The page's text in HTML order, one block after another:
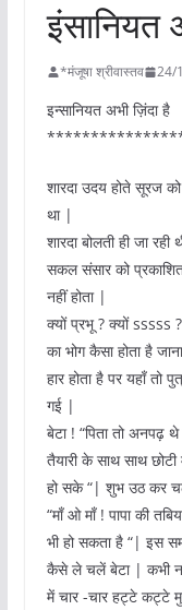
इंसानियत
*मंजूषा श्रीवास्तव 24/
इन्सानियत अभी ज़िंदा है
शारदा उदय होते सूरज
था |
शारदा बोलती ही जा
सकल संसार को
नहीं होता |
क्यों प्रभू ? क्यों sssss
का भोग कैसा होता है
हार होता है पर यहाँ तो
गई |
बेटा ! “पिता तो अनपढ़
तैयारी के साथ साथ
हो सके “| शुभ उठ कर
“माँ ओ माँ ! पापा की
भी हो सकता है “| इस
कैसे ले चलें बेटा | कभी
में चार -चार हट्टे कट्टे